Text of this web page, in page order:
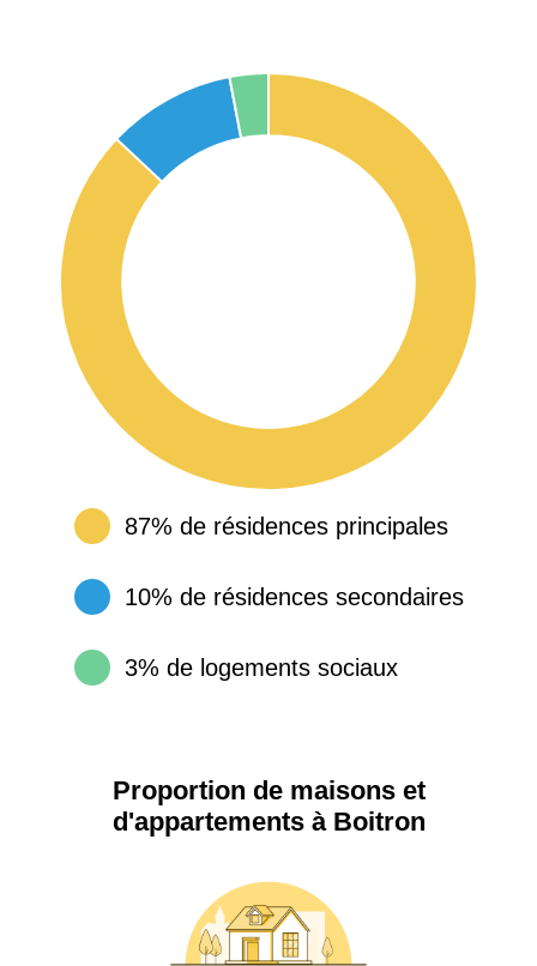
87% de résidences principales
10% de résidences secondaires
3% de logements sociaux
Proportion de maisons et
d'appartements à Boitron